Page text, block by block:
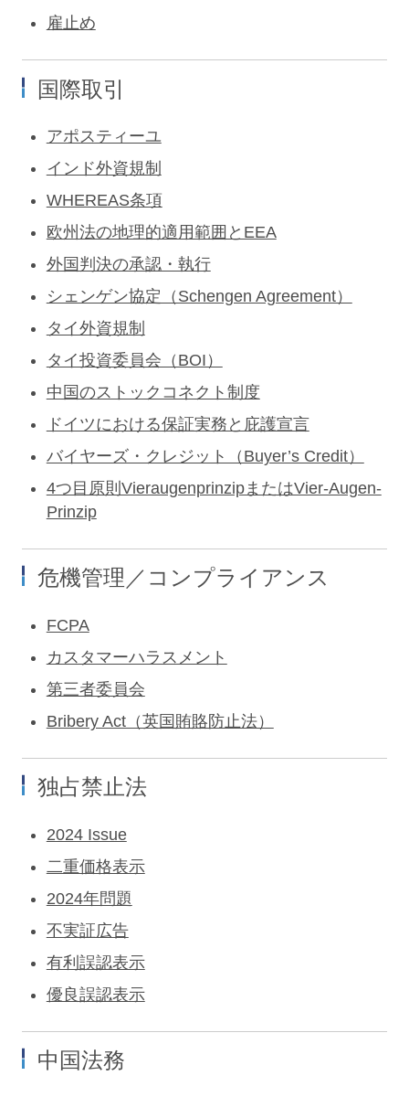
雇止め
国際取引
アポスティーユ
インド外資規制
WHEREAS条項
欧州法の地理的適用範囲とEEA
外国判決の承認・執行
シェンゲン協定（Schengen Agreement）
タイ外資規制
タイ投資委員会（BOI）
中国のストックコネクト制度
ドイツにおける保証実務と庇護宣言
バイヤーズ・クレジット（Buyer’s Credit）
4つ目原則VieraugenprinzipまたはVier-Augen-
Prinzip
危機管理／コンプライアンス
FCPA
カスタマーハラスメント
第三者委員会
Bribery Act（英国賄賂防止法）
独占禁止法
2024 Issue
二重価格表示
2024年問題
不実証広告
有利誤認表示
優良誤認表示
中国法務